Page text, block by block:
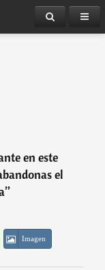
en este
el
”
Imagen